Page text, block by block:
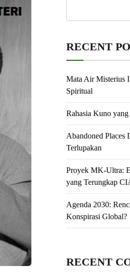
RECENT
Mata Air Misterius
Spiritual
Rahasia Kuno
Abandoned Places
Terlupakan
Proyek MK-Ultra:
yang Terungkap
Agenda 2030:
Konspirasi Global?
RECENT